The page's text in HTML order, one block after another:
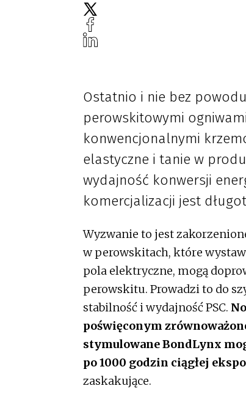
Ostatnio i nie bez
perowskitowymi
konwencjonalnymi
elastyczne i tanie w
wydajność konwersji
komercjalizacji jest
Wyzwanie to jest
w perowskitach, które
pola elektryczne, mogą
perowskitu. Prowadzi to do
stabilność i wydajność PSC.
poświęconym
stymulowane BondLynx
po 1000 godzin ciągłej
zaskakujące.